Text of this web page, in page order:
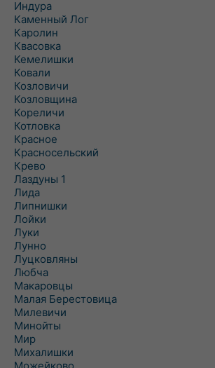
Индура
Каменный Лог
Каролин
Квасовка
Кемелишки
Ковали
Козловичи
Козловщина
Кореличи
Котловка
Красное
Красносельский
Крево
Лаздуны 1
Лида
Липнишки
Лойки
Луки
Лунно
Луцковляны
Любча
Макаровцы
Малая Берестовица
Милевичи
Минойты
Мир
Михалишки